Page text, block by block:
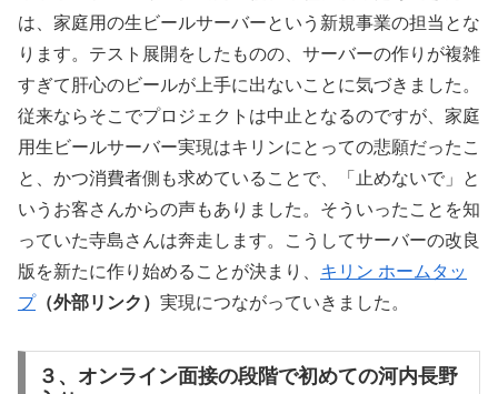
は、家庭用の生ビールサーバーという新規事業の担当とな
ります。テスト展開をしたものの、サーバーの作りが複雑
すぎて肝心のビールが上手に出ないことに気づきました。
従来ならそこでプロジェクトは中止となるのですが、家庭
用生ビールサーバー実現はキリンにとっての悲願だったこ
と、かつ消費者側も求めていることで、「止めないで」と
いうお客さんからの声もありました。そういったことを知
っていた寺島さんは奔走します。こうしてサーバーの改良
版を新たに作り始めることが決まり、 キリン ホームタッ
プ（外部リンク） 実現につながっていきました。
３ 、オンライン面接の段階で初めての河内長野